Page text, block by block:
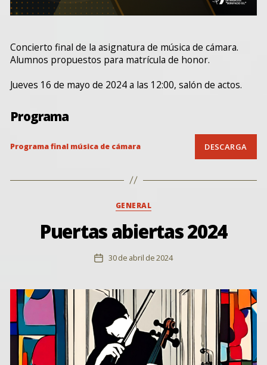
Concierto final de la asignatura de música de cámara.
Alumnos propuestos para matrícula de honor.
Jueves 16 de mayo de 2024 a las 12:00, salón de actos.
Programa
Programa final música de cámara DESCARGA
Categorías
GENERAL
Puertas abiertas 2024
Fecha
entrada
30 de abril de 2024